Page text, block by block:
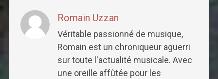
Romain Uzzan
Véritable passionné de musique,
Romain est un chroniqueur aguerri
sur toute l'actualité musicale. Avec
une oreille affûtée pour les